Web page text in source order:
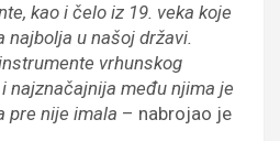
kao i čelo iz 19. veka koje
najbolja u našoj državi.
vrhunskog
najznačajnija među njima je
pre nije imala – nabrojao je